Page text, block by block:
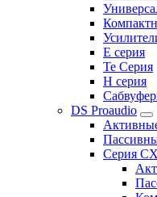
E серия
Te Серия
H серия
DS Proaudio
Серия CX